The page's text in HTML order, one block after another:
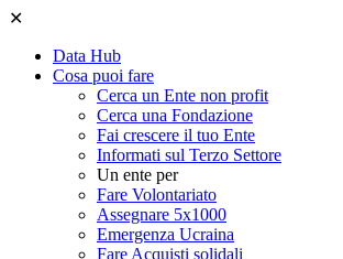
✕
Data Hub
Cosa puoi fare
Cerca un Ente non profit
Cerca una Fondazione
Fai crescere il tuo Ente
Informati sul Terzo Settore
Un ente per
Fare Volontariato
Assegnare 5x1000
Emergenza Ucraina
Fare Acquisti solidali